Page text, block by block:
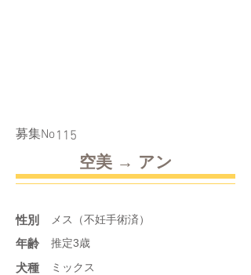
​募集No115
空美 → アン
性別 メス（不妊手術済）
年齢 推定3歳
​犬種 ミックス